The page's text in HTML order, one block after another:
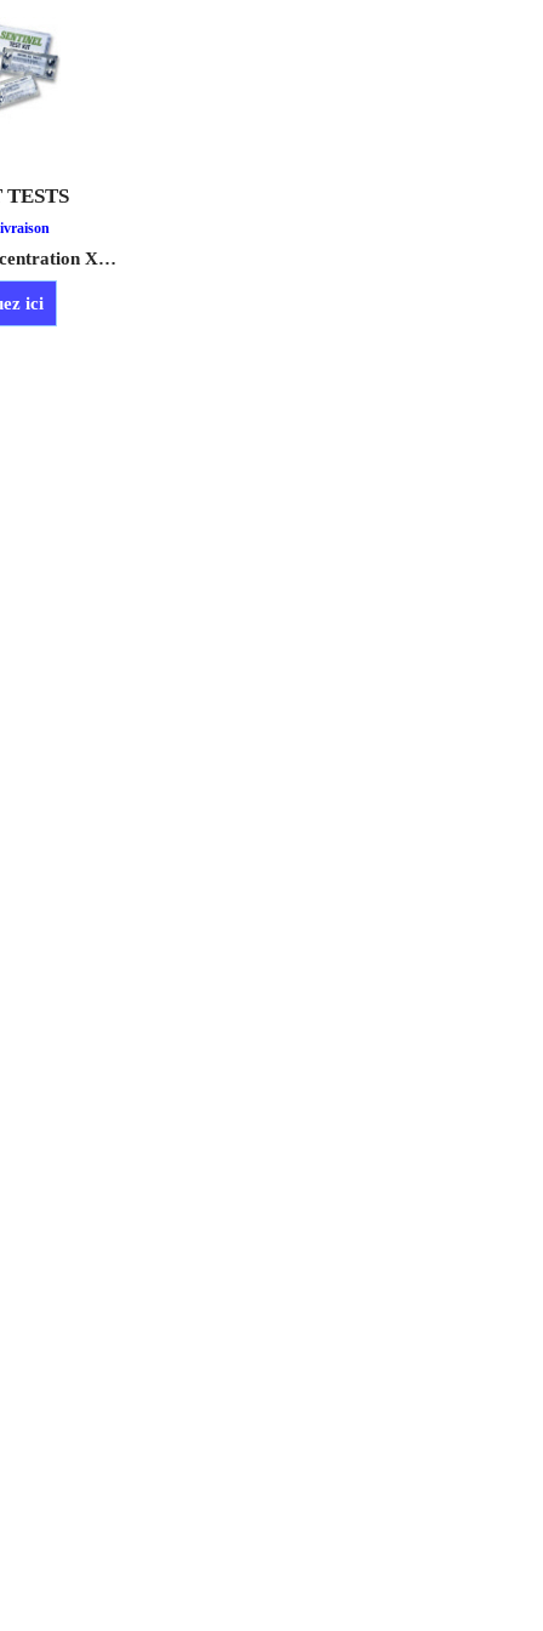
TESTS
T.T.C.
Le Test de Concentration X100, facile à utiliser, permet de vérifier le bon dosage de Sentinel X100 dans l'installation.
ici